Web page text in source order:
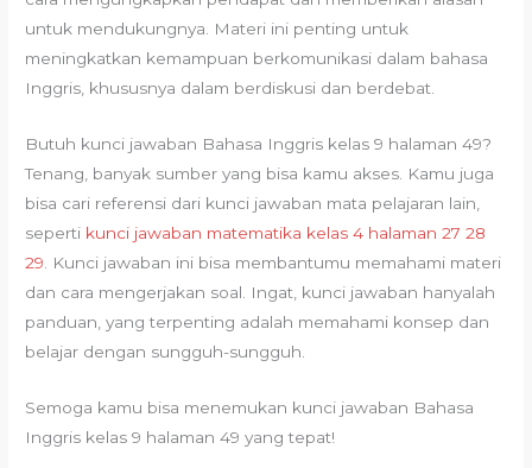
untuk mendukungnya. Materi ini penting untuk
meningkatkan kemampuan berkomunikasi dalam bahasa
Inggris, khususnya dalam berdiskusi dan berdebat.
Butuh kunci jawaban Bahasa Inggris kelas 9 halaman 49?
Tenang, banyak sumber yang bisa kamu akses. Kamu juga
bisa cari referensi dari kunci jawaban mata pelajaran lain,
seperti kunci jawaban matematika kelas 4 halaman 27 28
29 . Kunci jawaban ini bisa membantumu memahami materi
dan cara mengerjakan soal. Ingat, kunci jawaban hanyalah
panduan, yang terpenting adalah memahami konsep dan
belajar dengan sungguh-sungguh.
Semoga kamu bisa menemukan kunci jawaban Bahasa
Inggris kelas 9 halaman 49 yang tepat!